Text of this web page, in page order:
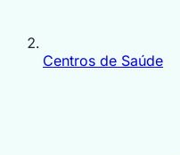
Centros de Saúde